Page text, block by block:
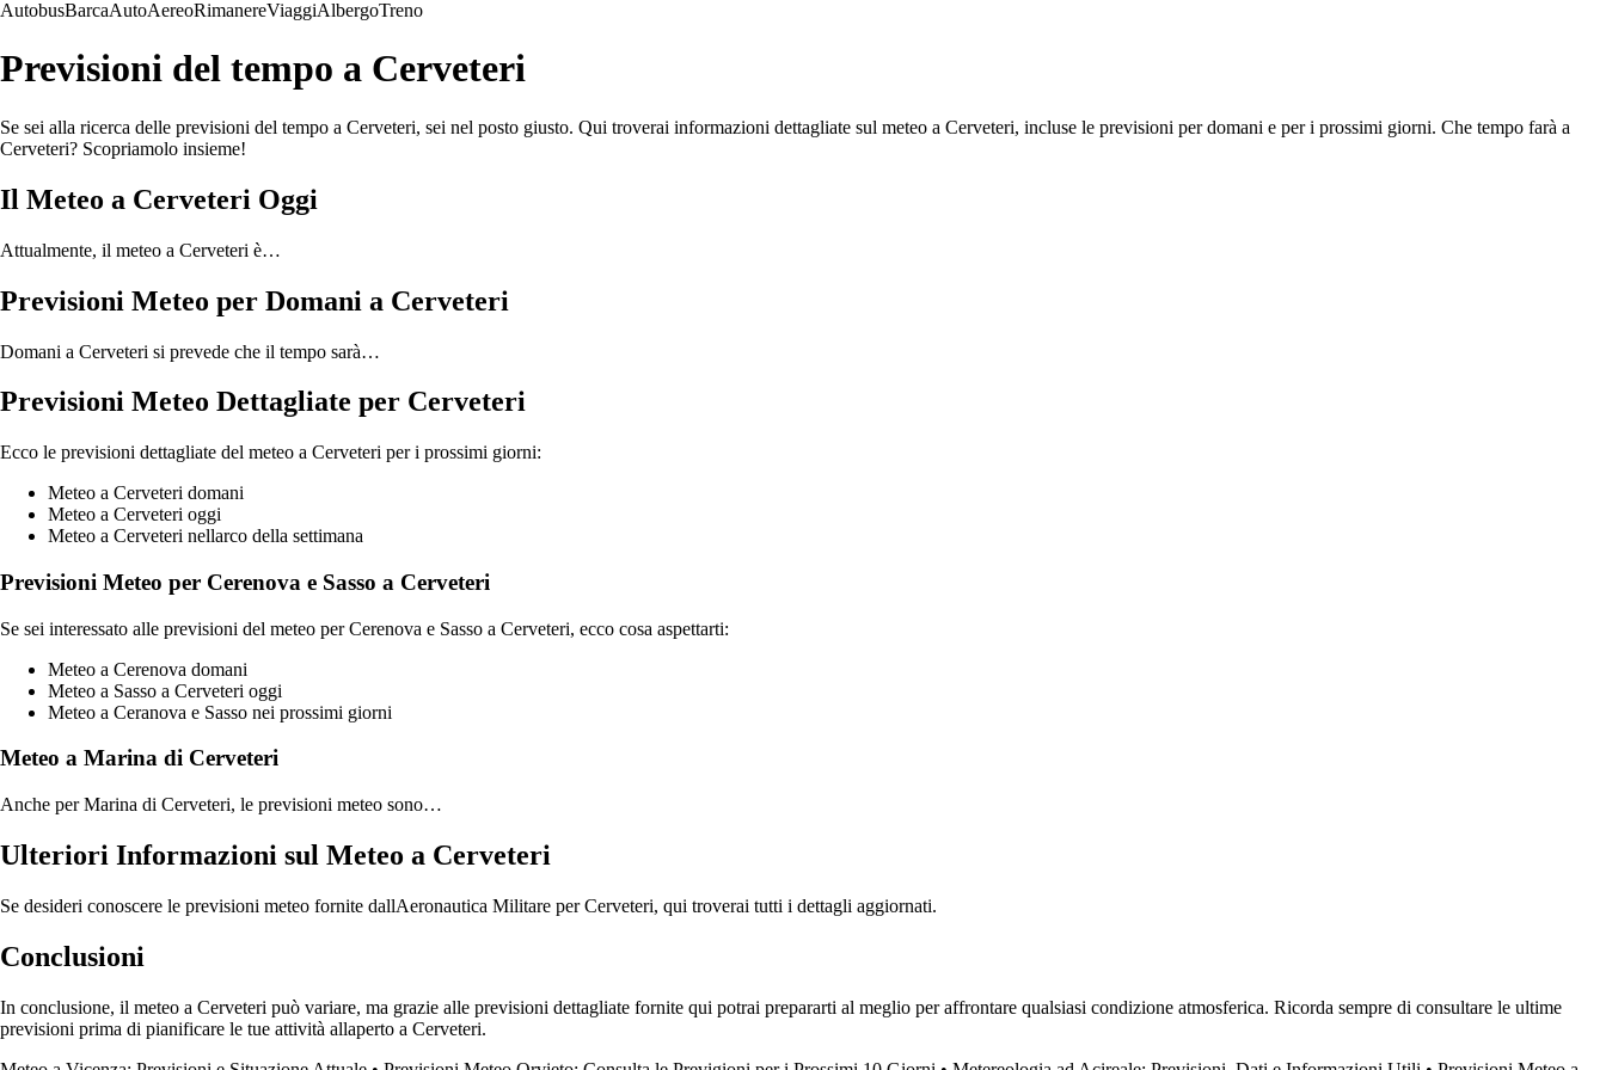
AutobusBarcaAutoAereoRimanereViaggiAlbergoTreno
Previsioni del tempo a Cerveteri
Se sei alla ricerca delle previsioni del tempo a Cerveteri, sei nel posto giusto. Qui troverai informazioni dettagliate sul meteo a Cerveteri, incluse le previsioni per domani e per i prossimi giorni. Che tempo farà a
Cerveteri? Scopriamolo insieme!
Il Meteo a Cerveteri Oggi
Attualmente, il meteo a Cerveteri è…
Previsioni Meteo per Domani a Cerveteri
Domani a Cerveteri si prevede che il tempo sarà…
Previsioni Meteo Dettagliate per Cerveteri
Ecco le previsioni dettagliate del meteo a Cerveteri per i prossimi giorni:
Meteo a Cerveteri domani
Meteo a Cerveteri oggi
Meteo a Cerveteri nellarco della settimana
Previsioni Meteo per Cerenova e Sasso a Cerveteri
Se sei interessato alle previsioni del meteo per Cerenova e Sasso a Cerveteri, ecco cosa aspettarti:
Meteo a Cerenova domani
Meteo a Sasso a Cerveteri oggi
Meteo a Ceranova e Sasso nei prossimi giorni
Meteo a Marina di Cerveteri
Anche per Marina di Cerveteri, le previsioni meteo sono…
Ulteriori Informazioni sul Meteo a Cerveteri
Se desideri conoscere le previsioni meteo fornite dallAeronautica Militare per Cerveteri, qui troverai tutti i dettagli aggiornati.
Conclusioni
In conclusione, il meteo a Cerveteri può variare, ma grazie alle previsioni dettagliate fornite qui potrai prepararti al meglio per affrontare qualsiasi condizione atmosferica. Ricorda sempre di consultare le ultime
previsioni prima di pianificare le tue attività allaperto a Cerveteri.